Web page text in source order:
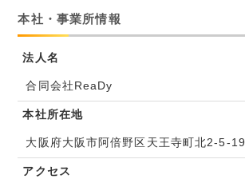
本社・事業所情報
法人名
合同会社ReaDy
本社所在地
大阪府大阪市阿倍野区天王寺町北2-5-19
アクセス